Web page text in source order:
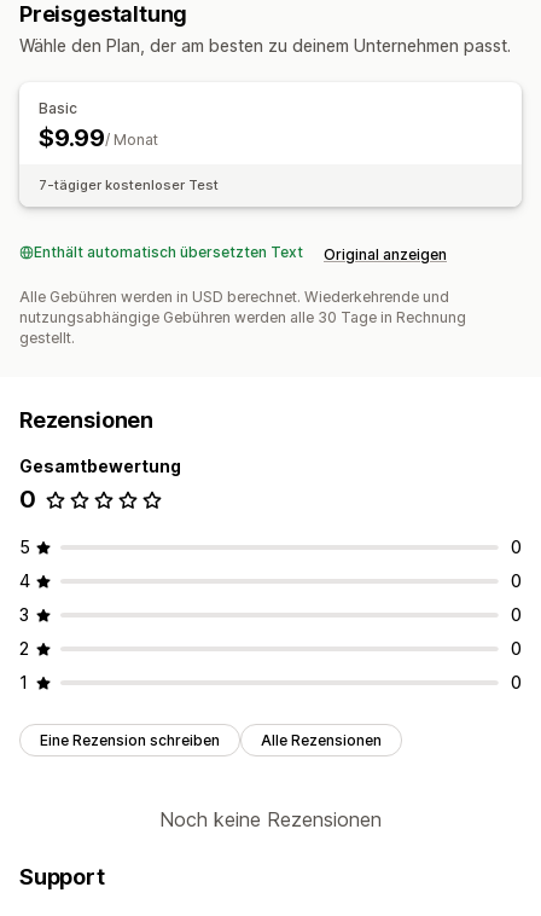
Rabatte verwalten
Preisgestaltung
Wähle den Plan, der am besten zu deinem Unternehmen passt.
Basic
$9.99/ Monat
7-tägiger kostenloser Test
Enthält automatisch übersetzten Text Original anzeigen
Alle Gebühren werden in USD berechnet. Wiederkehrende und
nutzungsabhängige Gebühren werden alle 30 Tage in Rechnung
gestellt.
Rezensionen
Gesamtbewertung
0
5
0
4
0
3
0
2
0
1
0
Eine Rezension schreiben Alle Rezensionen
Noch keine Rezensionen
Support